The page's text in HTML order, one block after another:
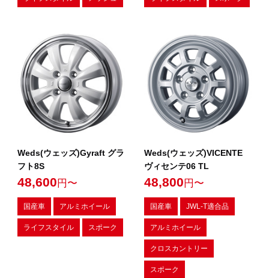
Weds(ウェッズ)Gyraft グラ
フト8S
48,600 円〜
国産車 アルミホイール
ライフスタイル スポーク
Weds(ウェッズ)VICENTE
ヴィセンテ06 TL
48,800 円〜
国産車 JWL-T適合品
アルミホイール
クロスカントリー
スポーク